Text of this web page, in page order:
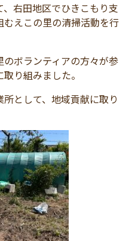
右田地区でひきこもり支
えこの里の清掃活動を行
ボランティアの方々が参
り組みました。
として、地域貢献に取り